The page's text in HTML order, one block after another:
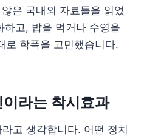
은 국내외 자료들을 읽었
하고, 밥을 먹거나 수영을
로 학폭을 고민했습니다.
이라는 착시효과
라고 생각합니다. 어떤 정치